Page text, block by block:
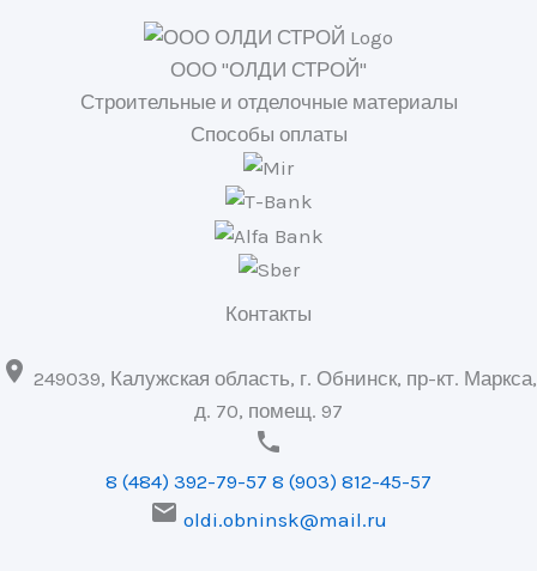
ООО "ОЛДИ СТРОЙ"
Строительные и отделочные материалы
Способы оплаты
Контакты
 249039, Калужская область, г. Обнинск, пр-кт. Маркса,
д. 70, помещ. 97

8 (484) 392-79-57 8 (903) 812-45-57
 oldi.obninsk@mail.ru